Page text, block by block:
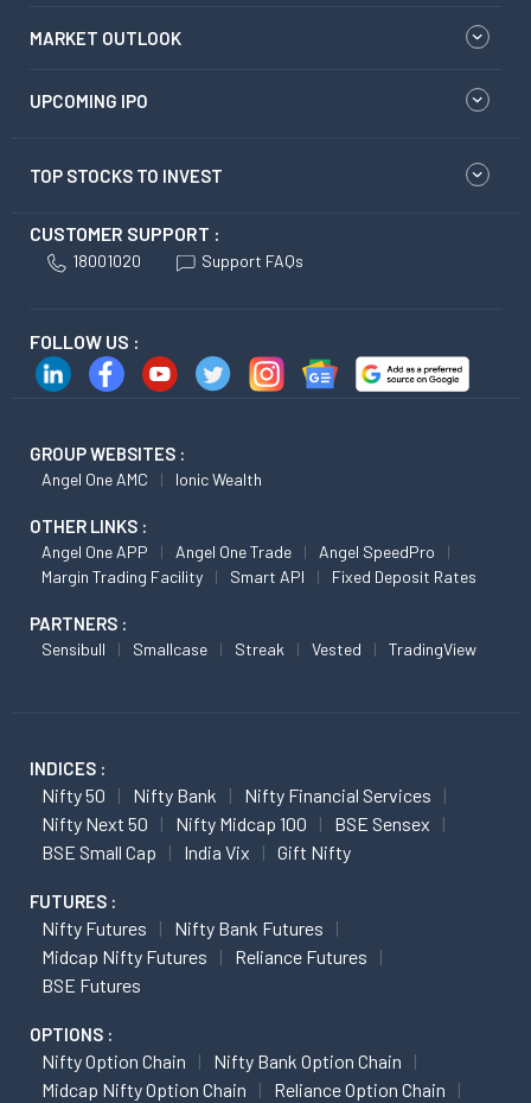
MARKET OUTLOOK
UPCOMING IPO
TOP STOCKS TO INVEST
CUSTOMER SUPPORT :
18001020 Support FAQs
FOLLOW US :
GROUP WEBSITES :
Angel One AMC Ionic Wealth
OTHER LINKS :
Angel One APP Angel One Trade
Angel SpeedPro
Margin Trading Facility
Smart API Fixed Deposit Rates
PARTNERS :
Sensibull Smallcase Streak Vested TradingView
INDICES :
Nifty 50 Nifty Bank
Nifty Financial Services
Nifty Next 50
Nifty Midcap 100
BSE Sensex
BSE Small Cap
India Vix Gift Nifty
FUTURES :
Nifty Futures
Nifty Bank Futures
Midcap Nifty Futures
Reliance Futures
BSE Futures
OPTIONS :
Nifty Option Chain
Nifty Bank Option Chain
Midcap Nifty Option Chain
Reliance Option Chain